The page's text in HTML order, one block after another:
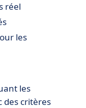
réel
les
les
des critères